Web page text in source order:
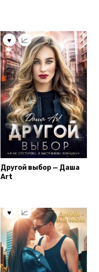
Другой выбор — Даша
Art